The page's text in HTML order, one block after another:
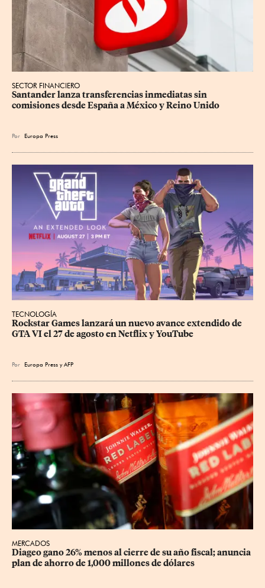
SECTOR FINANCIERO
Santander lanza transferencias inmediatas sin
comisiones desde España a México y Reino Unido
Por Europa Press
TECNOLOGÍA
Rockstar Games lanzará un nuevo avance extendido de
GTA VI el 27 de agosto en Netflix y YouTube
Por Europa Press yAFP
MERCADOS
Diageo gano 26% menos al cierre de su año fiscal; anuncia
plan de ahorro de 1,000 millones de dólares